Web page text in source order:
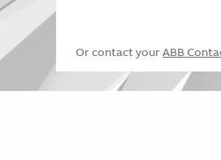
Or contact your ABB